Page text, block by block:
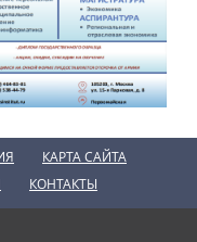
КАРТА САЙТА
КОНТАКТЫ